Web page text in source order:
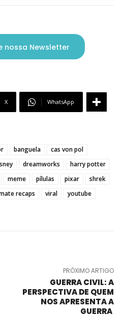
nossa Newsletter
X WhatsApp
banguela
cas von pol
dreamworks
harry potter
meme pílulas pixar
shrek
recaps viral
youtube
PRÓXIMO ARTIGO
GUERRA CIVIL: A
PERSPECTIVA DE QUEM
NOS APRESENTA A
GUERRA